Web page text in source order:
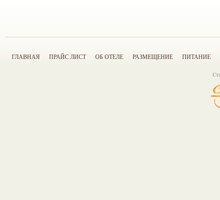
ГЛАВНАЯ ПРАЙС ЛИСТ ОБ ОТЕЛЕ РАЗМЕЩЕНИЕ ПИТАНИЕ